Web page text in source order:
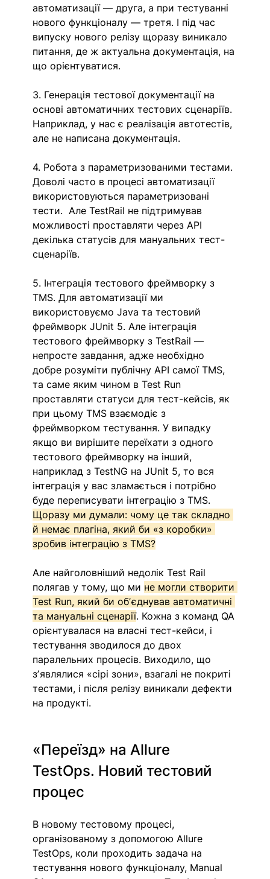
автоматизації — друга, а при тестуванні
нового функціоналу — третя. І під час
випуску нового релізу щоразу виникало
питання, де ж актуальна документація, на
що орієнтуватися.
3. Генерація тестової документації на
основі автоматичних тестових сценаріїв.
Наприклад, у нас є реалізація автотестів,
але не написана документація.
4. Робота з параметризованими тестами.
Доволі часто в процесі автоматизації
використовуються параметризовані
тести.  Але TestRail не підтримував
можливості проставляти через API
декілька статусів для мануальних тест-
сценаріїв.
5. Інтеграція тестового фреймворку з
TMS. Для автоматизації ми
використовуємо Java та тестовий
фреймворк JUnit 5. Але інтеграція
тестового фреймворку з TestRail —
непросте завдання, адже необхідно
добре розуміти публічну API самої TMS,
та саме яким чином в Test Run
проставляти статуси для тест-кейсів, як
при цьому TMS взаємодіє з
фреймворком тестування. У випадку
якщо ви вирішите переїхати з одного
тестового фреймворку на інший,
наприклад з TestNG на JUnit 5, то вся
інтеграція у вас зламається і потрібно
буде переписувати інтеграцію з TMS.
Щоразу ми думали: чому це так складно
й немає плагіна, який би «з коробки»
зробив інтеграцію з TMS?
Але найголовніший недолік Test Rail
полягав у тому, що ми не могли створити
Test Run, який би обʼєднував автоматичні
та мануальні сценарії. Кожна з команд QA
орієнтувалася на власні тест-кейси, і
тестування зводилося до двох
паралельних процесів. Виходило, що
зʼявлялися «сірі зони», взагалі не покриті
тестами, і після релізу виникали дефекти
на продукті.
«Переїзд» на Allure
TestOps. Новий тестовий
процес
В новому тестовому процесі,
організованому з допомогою Allure
TestOps, коли проходить задача на
тестування нового функціоналу, Manual